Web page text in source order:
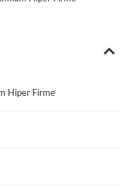
Hiper Firme